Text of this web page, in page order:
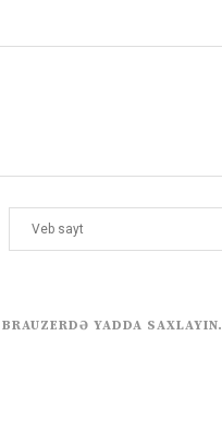
YADDA SAXLAYIN.